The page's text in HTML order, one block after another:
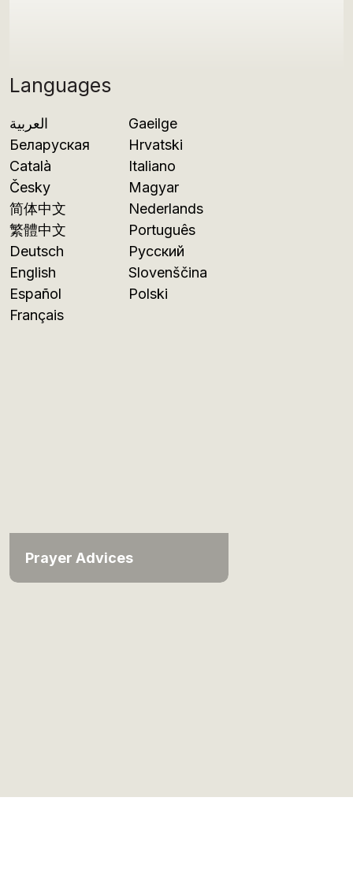
Languages
العربية
Беларуская
Català
Česky
简体中文
繁體中文
Deutsch
English
Español
Français
Gaeilge
Hrvatski
Italiano
Magyar
Nederlands
Português
Русский
Slovenščina
Polski
Prayer Advices